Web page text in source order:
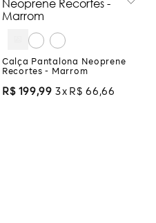
Calça Pantalona Neoprene
Recortes - Marrom
R$ 199,99 3 R$ 66 ,66